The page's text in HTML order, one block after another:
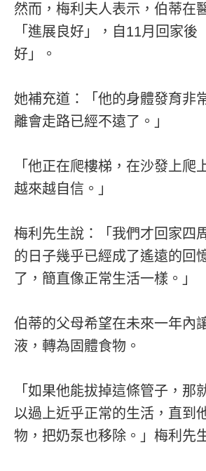
然而，梅利夫人表示，伯蒂在
「進展良好」，自11月回家後
好」。
她補充道：「他的身體發育非
離會走路已經不遠了。」
「他正在爬樓梯，在沙發上爬
越來越自信。」
梅利先生說：「我們才回家四
的日子幾乎已經成了遙遠的回
了，簡直像正常生活一樣。」
伯蒂的父母希望在未來一年內
液，轉為固體食物。
「如果他能拔掉這條管子，那
以過上近乎正常的生活，直到
物，把奶泵也移除。」梅利先